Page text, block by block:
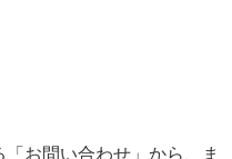
お問い合わせ」から、ま